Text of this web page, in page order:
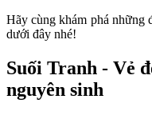
Hãy cùng khám phá những
dưới đây nhé!
Suối Tranh - Vẻ
nguyên sinh